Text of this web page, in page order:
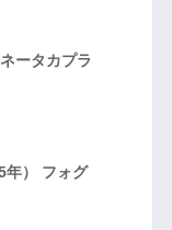
ータカプラ
） フォグ